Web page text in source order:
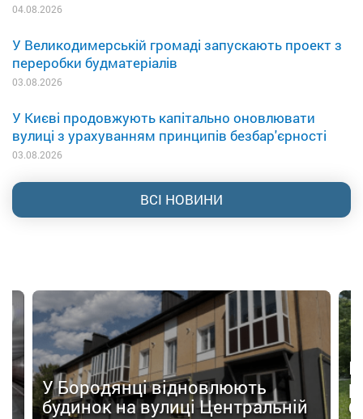
04.08.2026
У Великодимерській громаді запускають проект з
переробки будматеріалів
03.08.2026
У Києві продовжують капітально оновлювати
вулиці з урахуванням принципів безбар'єрності
03.08.2026
ВСІ НОВИНИ
У Бородянці відновлюють
будинок на вулиці Центральній